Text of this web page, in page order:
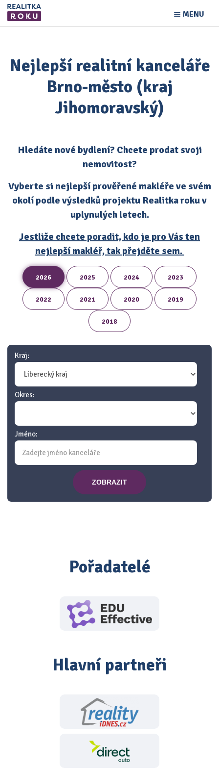
MENU
Nejlepší realitní kanceláře
Brno-město (kraj
Jihomoravský)
Hledáte nové bydlení? Chcete prodat svoji
nemovitost?
Vyberte si nejlepší prověřené makléře ve svém
okolí podle výsledků projektu Realitka roku v
uplynulých letech.
Jestliže chcete poradit, kdo je pro Vás ten
nejlepší makléř, tak přejděte sem.
2026 2025 2024 2023
2022 2021 2020 2019
2018
Kraj:
Okres:
Jméno:
ZOBRAZIT
Pořadatelé
Hlavní partneři